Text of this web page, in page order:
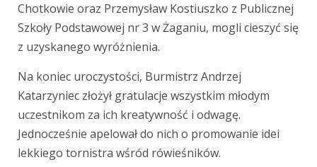
Chotkowie oraz Przemysław Kostiuszko z Publicznej
Szkoły Podstawowej nr 3 w Żaganiu, mogli cieszyć się
z uzyskanego wyróżnienia.
Na koniec uroczystości, Burmistrz Andrzej
Katarzyniec złożył gratulacje wszystkim młodym
uczestnikom za ich kreatywność i odwagę.
Jednocześnie apelował do nich o promowanie idei
lekkiego tornistra wśród rówieśników.